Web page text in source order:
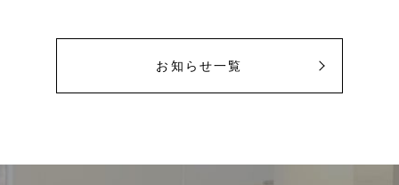
お知らせ一覧